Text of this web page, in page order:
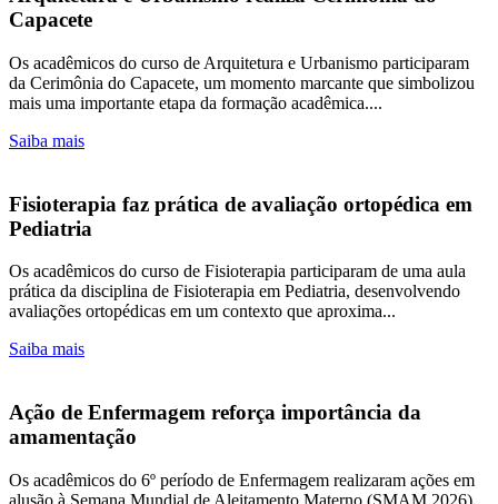
Capacete
Os acadêmicos do curso de Arquitetura e Urbanismo participaram
da Cerimônia do Capacete, um momento marcante que simbolizou
mais uma importante etapa da formação acadêmica....
Saiba mais
Fisioterapia faz prática de avaliação ortopédica em
Pediatria
Os acadêmicos do curso de Fisioterapia participaram de uma aula
prática da disciplina de Fisioterapia em Pediatria, desenvolvendo
avaliações ortopédicas em um contexto que aproxima...
Saiba mais
Ação de Enfermagem reforça importância da
amamentação
Os acadêmicos do 6º período de Enfermagem realizaram ações em
alusão à Semana Mundial de Aleitamento Materno (SMAM 2026),